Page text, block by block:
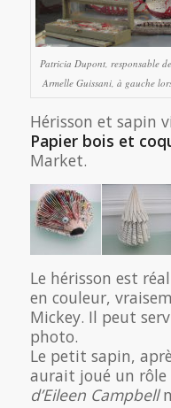
Patricia Dupont, responsable
Armelle Guissani, à gauche
Hérisson et sapin
Papier bois et
Market.
Le hérisson est
en couleur,
Mickey. Il peut
photo.
Le petit sapin,
aurait joué un rôle
d’Eileen Campbell